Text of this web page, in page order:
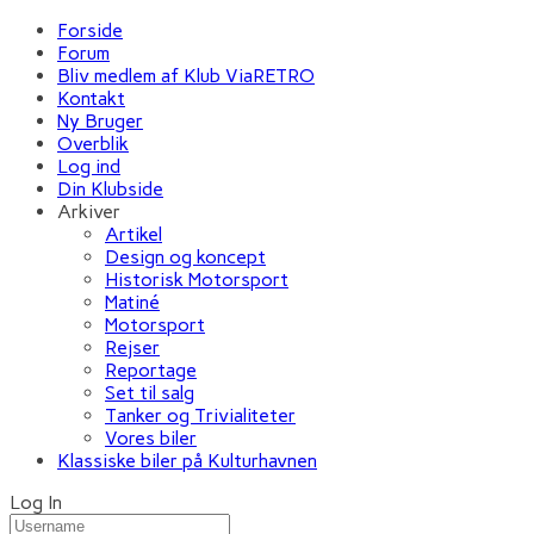
Forside
Forum
Bliv medlem af Klub ViaRETRO
Kontakt
Ny Bruger
Overblik
Log ind
Din Klubside
Arkiver
Artikel
Design og koncept
Historisk Motorsport
Matiné
Motorsport
Rejser
Reportage
Set til salg
Tanker og Trivialiteter
Vores biler
Klassiske biler på Kulturhavnen
Log In